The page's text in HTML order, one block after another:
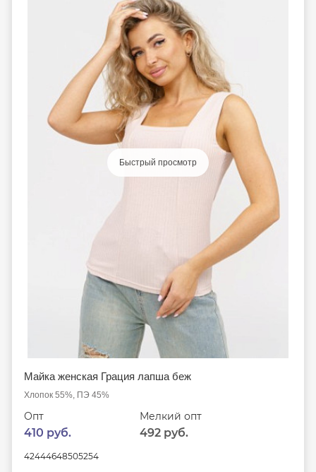
Быстрый просмотр
Майка женская Грация лапша беж
Хлопок 55%, ПЭ 45%
Опт Мелкий опт
410 руб. 492 руб.
42444648505254